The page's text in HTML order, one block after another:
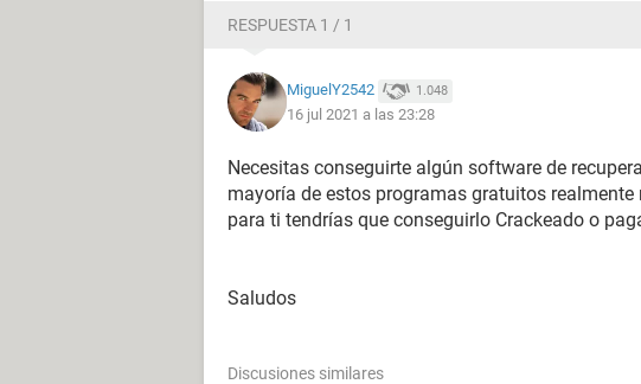
RESPUESTA 1 / 1
MiguelY2542 1.048
16 jul 2021 a las 23:28
Necesitas conseguirte algún software de
mayoría de estos programas gratuitos
para ti tendrías que conseguirlo Crackeado o
Saludos
Discusiones similares